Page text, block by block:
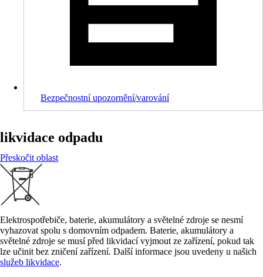
Bezpečnostní upozornění/varování
likvidace odpadu
Přeskočit oblast
Elektrospotřebiče, baterie, akumulátory a světelné zdroje se nesmí
vyhazovat spolu s domovním odpadem. Baterie, akumulátory a
světelné zdroje se musí před likvidací vyjmout ze zařízení, pokud tak
lze učinit bez zničení zařízení. Další informace jsou uvedeny u našich
služeb likvidace.